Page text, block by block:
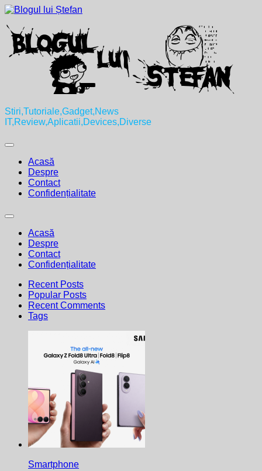
Skip
content
Stiri,Tutoriale,Gadget,News
IT,Review,Aplicatii,Devices,Diverse
Expand
Acasă
Despre
Contact
Confidențialitate
Expand
Acasă
Despre
Contact
Confidențialitate
Recent Posts
Popular Posts
Recent Comments
Tags
Smartphone